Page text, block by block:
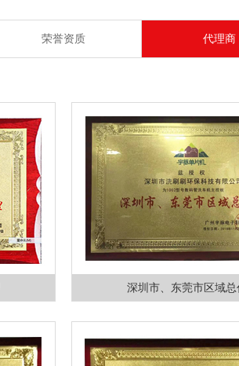
荣誉资质 代理商
深圳市、东莞市区域总